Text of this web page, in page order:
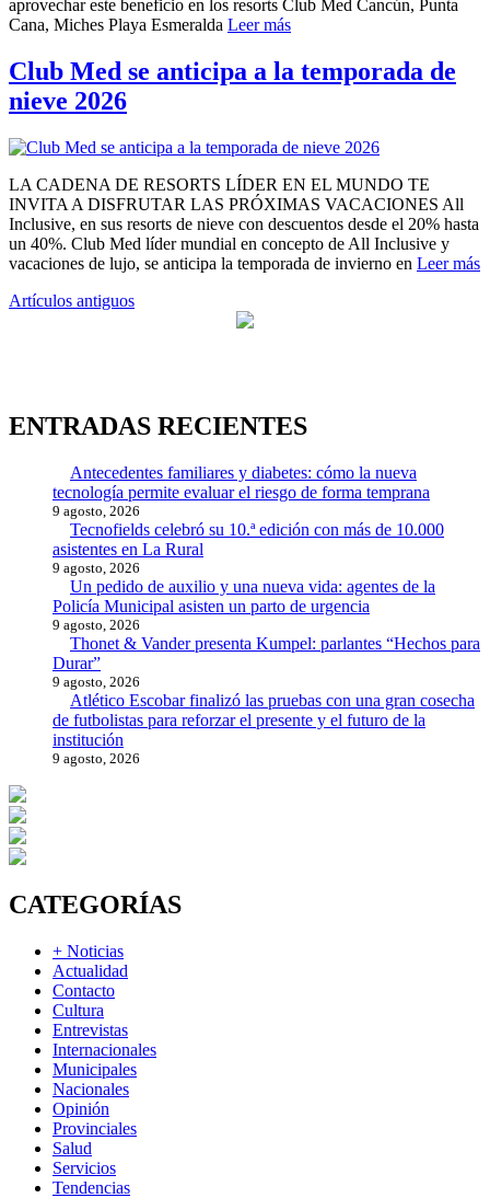
aprovechar este beneficio en los resorts Club Med Cancún, Punta
Cana, Miches Playa Esmeralda Leer más
Club Med se anticipa a la temporada de
nieve 2026
LA CADENA DE RESORTS LÍDER EN EL MUNDO TE
INVITA A DISFRUTAR LAS PRÓXIMAS VACACIONES All
Inclusive, en sus resorts de nieve con descuentos desde el 20% hasta
un 40%. Club Med líder mundial en concepto de All Inclusive y
vacaciones de lujo, se anticipa la temporada de invierno en Leer más
Navegación
Artículos antiguos
ENTRADAS RECIENTES
Antecedentes familiares y diabetes: cómo la nueva
tecnología permite evaluar el riesgo de forma temprana
9 agosto, 2026
Tecnofields celebró su 10.ª edición con más de 10.000
asistentes en La Rural
9 agosto, 2026
Un pedido de auxilio y una nueva vida: agentes de la
Policía Municipal asisten un parto de urgencia
9 agosto, 2026
Thonet & Vander presenta Kumpel: parlantes “Hechos para
Durar”
9 agosto, 2026
Atlético Escobar finalizó las pruebas con una gran cosecha
de futbolistas para reforzar el presente y el futuro de la
institución
9 agosto, 2026
CATEGORÍAS
+ Noticias
Actualidad
Contacto
Cultura
Entrevistas
Internacionales
Municipales
Nacionales
Opinión
Provinciales
Salud
Servicios
Tendencias